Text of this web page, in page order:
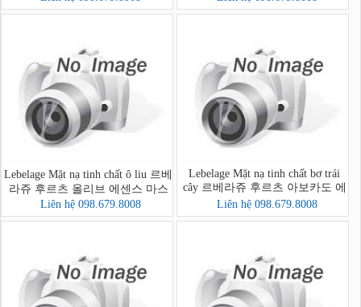
Lebelage Mặt nạ tinh chất ô liu 르베
라쥬 후르츠 올리브 에센스 마스
크
Liên hệ 098.679.8008
Lebelage Mặt nạ tinh chất bơ trái
cây 르베라쥬 후르츠 아보카도 에
센스 마스크
Liên hệ 098.679.8008